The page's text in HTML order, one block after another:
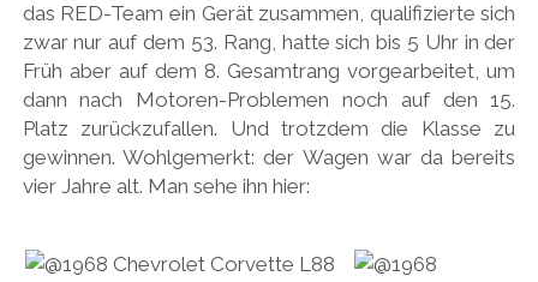
das RED-Team ein Gerät zusammen, qualifizierte sich
zwar nur auf dem 53. Rang, hatte sich bis 5 Uhr in der
Früh aber auf dem 8. Gesamtrang vorgearbeitet, um
dann nach Motoren-Problemen noch auf den 15.
Platz zurückzufallen. Und trotzdem die Klasse zu
gewinnen. Wohlgemerkt: der Wagen war da bereits
vier Jahre alt. Man sehe ihn hier: